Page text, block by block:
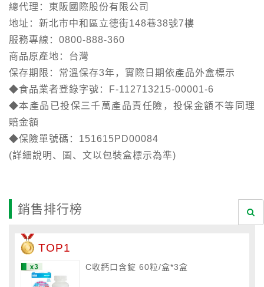
總代理：東阪國際股份有限公司
地址：新北市中和區立德街148巷38號7樓
服務專線：0800-888-360
商品原產地：台灣
保存期限：常溫保存3年，實際日期依產品外盒標示
◆食品業者登錄字號：F-112713215-00001-6
◆本產品已投保三千萬產品責任險，投保金額不等同理
賠金額
◆保險單號碼：151615PD00084
(詳細說明、圖、文以包裝盒標示為準)
銷售排行榜
TOP1
C收鈣口含錠 60粒/盒*3盒